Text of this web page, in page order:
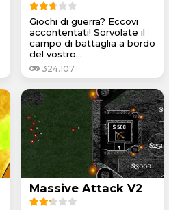
Giochi di guerra? Eccovi
accontentati! Sorvolate il
campo di battaglia a bordo
del vostro...
324.107
Massive Attack V2